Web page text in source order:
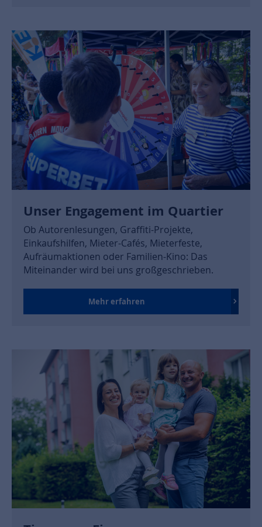
Unser Engagement im Quartier
Ob Autorenlesungen, Graffiti-Projekte,
Einkaufshilfen, Mieter-Cafés, Mieterfeste,
Aufräumaktionen oder Familien-Kino: Das
Miteinander wird bei uns großgeschrieben.
Mehr erfahren